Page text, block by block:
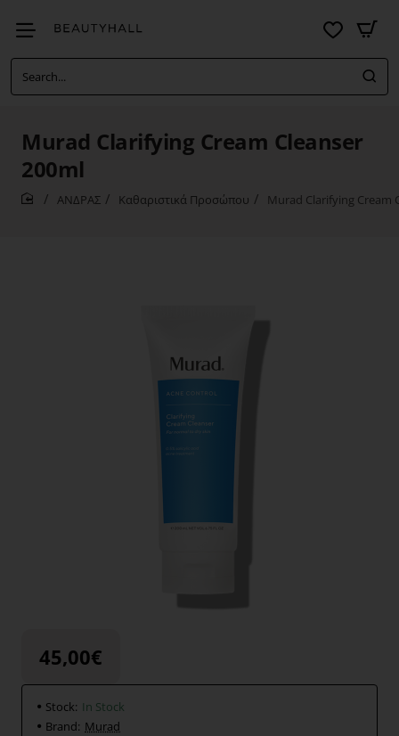
Search...
Murad Clarifying Cream Cleanser
200ml
ΑΝΔΡΑΣ Καθαριστικά Προσώπου Murad Clarifying Cream
45,00€
Stock: In Stock
Brand: Murad